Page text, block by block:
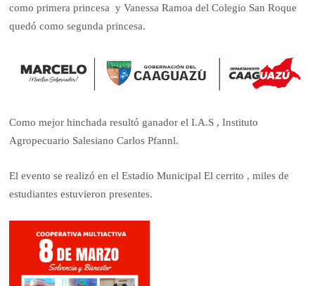
como primera princesa y Vanessa Ramoa del Colegio San Roque
quedó como segunda princesa.
Como mejor hinchada resultó ganador el I.A.S , Instituto
Agropecuario Salesiano Carlos Pfannl.
El evento se realizó en el Estadio Municipal El cerrito , miles de
estudiantes estuvieron presentes.